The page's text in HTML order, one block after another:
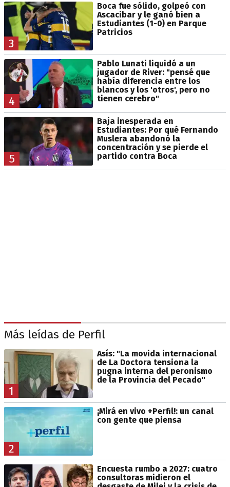
3
Boca fue sólido, golpeó con
Ascacibar y le ganó bien a
Estudiantes (1-0) en Parque
Patricios
4
Pablo Lunati liquidó a un
jugador de River: "pensé que
había diferencia entre los
blancos y los 'otros', pero no
tienen cerebro"
5
Baja inesperada en
Estudiantes: Por qué Fernando
Muslera abandonó la
concentración y se pierde el
partido contra Boca
Más leídas de Perfil
1
Asís: "La movida internacional
de La Doctora tensiona la
pugna interna del peronismo
de la Provincia del Pecado"
2
¡Mirá en vivo +Perfil!: un canal
con gente que piensa
Encuesta rumbo a 2027: cuatro
consultoras midieron el